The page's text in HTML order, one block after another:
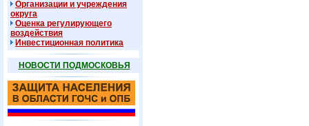
Организации и учреждения
округа
Оценка регулирующего
воздействия
Инвестиционная политика
НОВОСТИ ПОДМОСКОВЬЯ